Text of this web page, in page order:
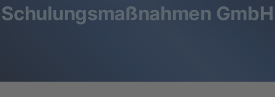
Schulungsmaßnahmen GmbH